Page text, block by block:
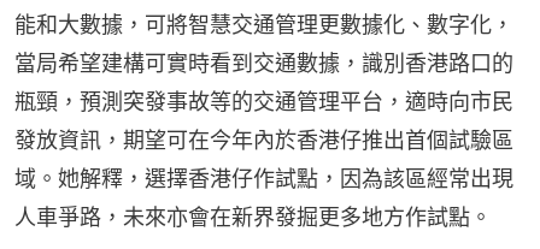
能和大數據，可將智慧交通管理更數據化、數字化，
當局希望建構可實時看到交通數據，識別香港路口的
瓶頸，預測突發事故等的交通管理平台，適時向市民
發放資訊，期望可在今年內於香港仔推出首個試驗區
域。她解釋，選擇香港仔作試點，因為該區經常出現
人車爭路，未來亦會在新界發掘更多地方作試點。